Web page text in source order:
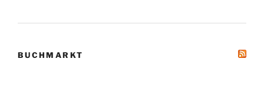
BUCHMARKT